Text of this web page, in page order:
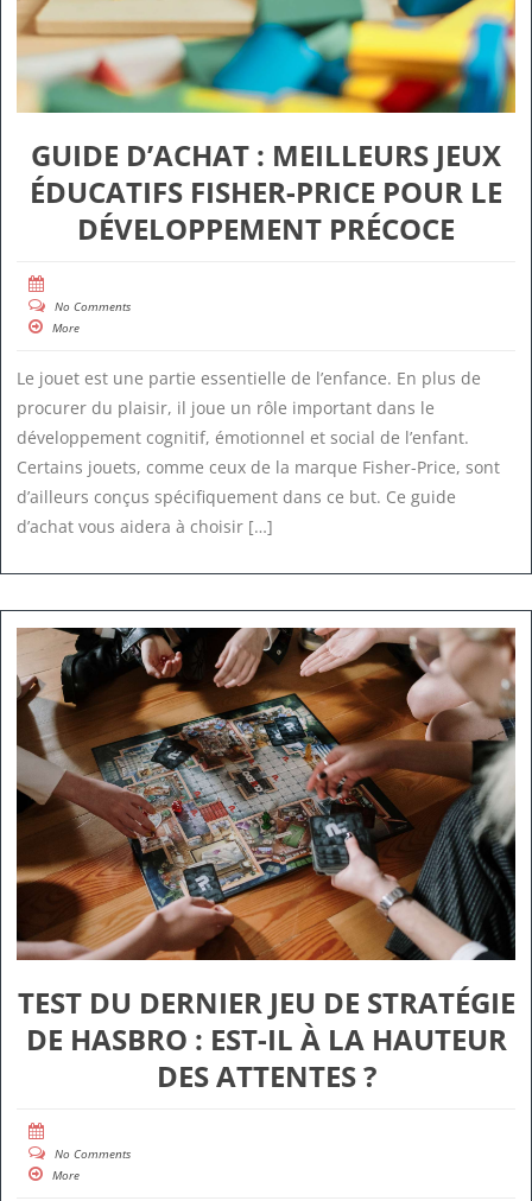
GUIDE D’ACHAT : MEILLEURS JEUX
ÉDUCATIFS FISHER-PRICE POUR LE
DÉVELOPPEMENT PRÉCOCE
No Comments
More
Le jouet est une partie essentielle de l’enfance. En plus de
procurer du plaisir, il joue un rôle important dans le
développement cognitif, émotionnel et social de l’enfant.
Certains jouets, comme ceux de la marque Fisher-Price, sont
d’ailleurs conçus spécifiquement dans ce but. Ce guide
d’achat vous aidera à choisir […]
TEST DU DERNIER JEU DE STRATÉGIE
DE HASBRO : EST-IL À LA HAUTEUR
DES ATTENTES ?
No Comments
More